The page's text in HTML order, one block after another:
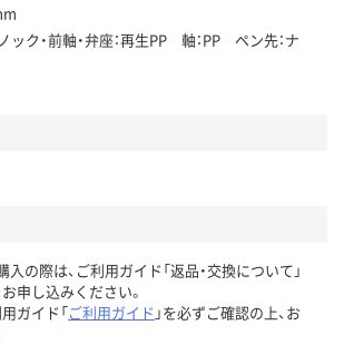
ック・前軸・弁座：再生PP 軸：PP ペン先：ナ
入の際は、ご利用ガイド「返品・交換について」
申し込みください。
ガイド「ご利用ガイド 」を必ずご確認の上、お